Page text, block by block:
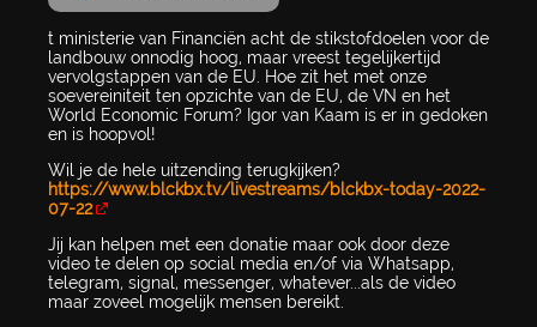
t ministerie van Financiën acht de stikstofdoelen voor de
landbouw onnodig hoog, maar vreest tegelijkertijd
vervolgstappen van de EU. Hoe zit het met onze
soevereiniteit ten opzichte van de EU, de VN en het
World Economic Forum? Igor van Kaam is er in gedoken
en is hoopvol!
Wil je de hele uitzending terugkijken?
https://www.blckbx.tv/livestreams/blckbx-today-2022-
07-22
Jij kan helpen met een donatie maar ook door deze
video te delen op social media en/of via Whatsapp,
telegram, signal, messenger, whatever...als de video
maar zoveel mogelijk mensen bereikt.